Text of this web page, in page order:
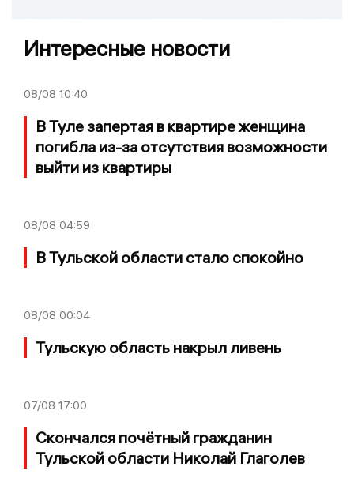
Интересные новости
08/08 10:40
В Туле запертая в квартире женщина
погибла из-за отсутствия возможности
выйти из квартиры
08/08 04:59
В Тульской области стало спокойно
08/08 00:04
Тульскую область накрыл ливень
07/08 17:00
Скончался почётный гражданин
Тульской области Николай Глаголев